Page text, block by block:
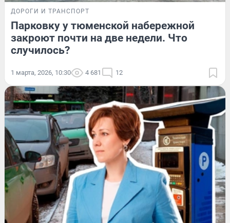
ДОРОГИ И ТРАНСПОРТ
Парковку у тюменской набережной
закроют почти на две недели. Что
случилось?
1 марта, 2026, 10:30 4 681 12